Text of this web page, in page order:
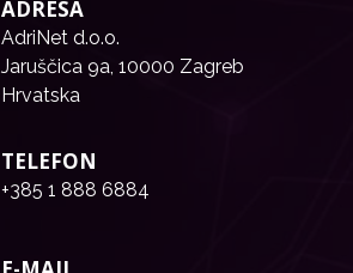
ADRESA
AdriNet d.o.o.
Jaruščica 9a, 10000 Zagreb
Hrvatska
TELEFON
+385 1 888 6884